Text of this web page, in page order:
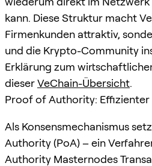
kann. Diese Struktur macht
Firmenkunden attraktiv,
und die Krypto-Community
Erklärung zum
dieserVeChain-Übersicht.
Proof of Authority: Effizienter
Als Konsensmechanismus
Authority (PoA) – ein
Authority Masternodes